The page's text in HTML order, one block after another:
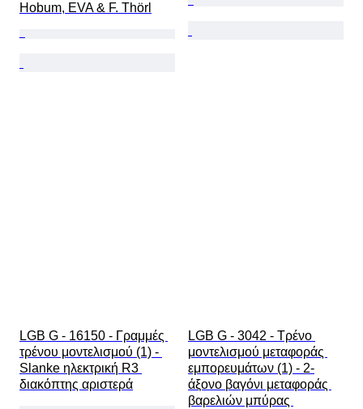
Hobum, EVA & F. Thörl
LGB G - 16150 - Γραμμές
τρένου μοντελισμού (1) -
Slanke ηλεκτρική R3
διακόπτης αριστερά
LGB G - 3042 - Τρένο
μοντελισμού μεταφοράς
εμπορευμάτων (1) - 2-
άξονο βαγόνι μεταφοράς
βαρελιών μπύρας